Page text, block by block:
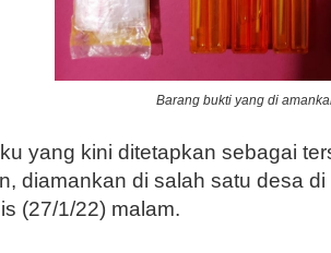
Barang bukti yang di
yang kini ditetapkan sebagai
diamankan di salah satu desa
(27/1/22) malam.